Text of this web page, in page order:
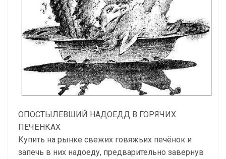
ОПОСТЫЛЕВШИЙ НАДОЕДД В ГОРЯЧИХ
ПЕЧЁНКАХ
Купить на рынке свежих говяжьих печёнок и
запечь в них надоеду, предварительно завернув